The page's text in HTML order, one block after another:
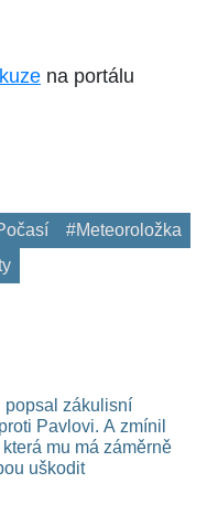
na portálu
#Meteoroložka
popsal zákulisní
Pavlovi. A zmínil
mu má záměrně
uškodit